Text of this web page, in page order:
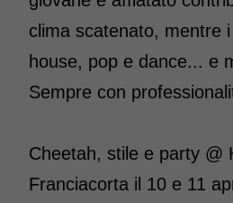
clima scatenato, mentre
house, pop e dance... e
Sempre con
Cheetah, stile e party @
Franciacorta il 10 e 11